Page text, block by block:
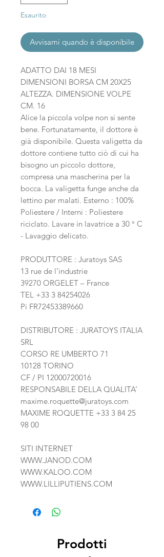
Esaurito
Avvisami quando è disponibile
ADATTO DAI 18 MESI
DIMENSIONI BORSA CM 20X25
ALTEZZA. DIMENSIONE VOLPE
CM. 16
Alice la piccola volpe non si sente
bene. Fortunatamente, il dottore è
già disponibile. Questa valigetta da
dottore contiene tutto ciò di cui ha
bisogno un piccolo dottore,
compresa una mascherina per la
bocca. La valigetta funge anche da
lettino per malati. Esterno : 100%
Poliestere / Interni : Poliestere
riciclato. Lavare in lavatrice a 30 ° C
- Lavaggio delicato.
PRODUTTORE : Juratoys SAS
13 rue de l’industrie
39270 ORGELET – France
TEL +33 3 84254026
Pi FR72453389660
DISTRIBUTORE : JURATOYS ITALIA
SRL
CORSO RE UMBERTO 71
10128 TORINO
CF / PI 12000720016
RESPONSABILE DELLA QUALITA’
maxime.roquette@juratoys.com
MAXIME ROQUETTE +33 3 84 25
98 00
SITI INTERNET
WWW.JANOD.COM
WWW.KALOO.COM
WWW.LILLIPUTIENS.COM
Prodotti